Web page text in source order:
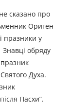
сказано про
Ориген
празники у
Знавці обряду
Духа.
Пасхи”.